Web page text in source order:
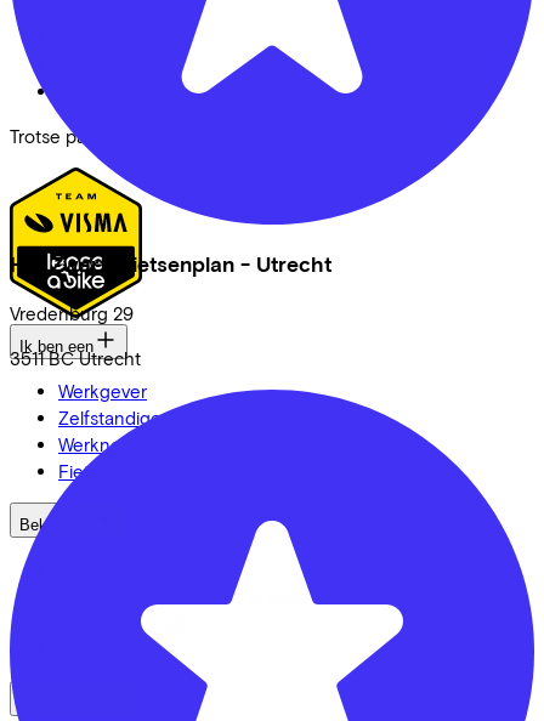
Het Zwarte fietsenplan - Utrecht
Vredenburg 29
3511 BC Utrecht
Security & Privacy
Trotse partner van
Ik ben een
Werkgever
Zelfstandige
Werknemer
Fietsenwinkel
Bekijk ook
Fiets leasen? Bereken je kosten
Fietsplan 2026